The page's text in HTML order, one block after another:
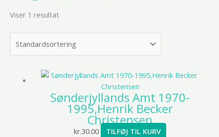
Viser 1 resultat
Sønderjyllands Amt 1970-
1995,Henrik Becker
Christensen
kr.30.00 TILFØJ TIL KURV